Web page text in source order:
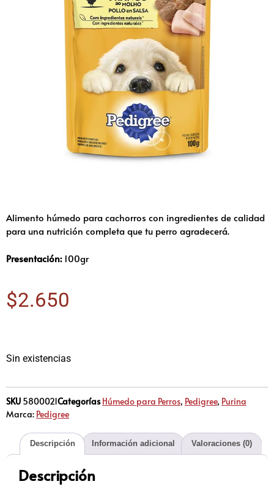
Alimento húmedo para cachorros con ingredientes de calidad
para una nutrición completa que tu perro agradecerá.
Presentación:100gr
$2.650
Sin existencias
SKU 5800021Categorías Húmedo para Perros, Pedigree, Purina
Marca: Pedigree
Descripción Información adicional Valoraciones (0)
Descripción